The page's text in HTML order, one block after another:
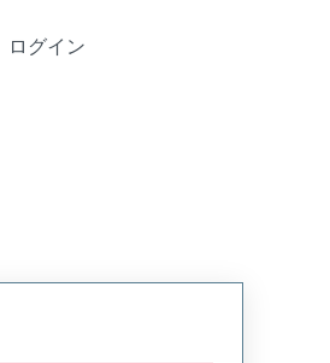
ログイン